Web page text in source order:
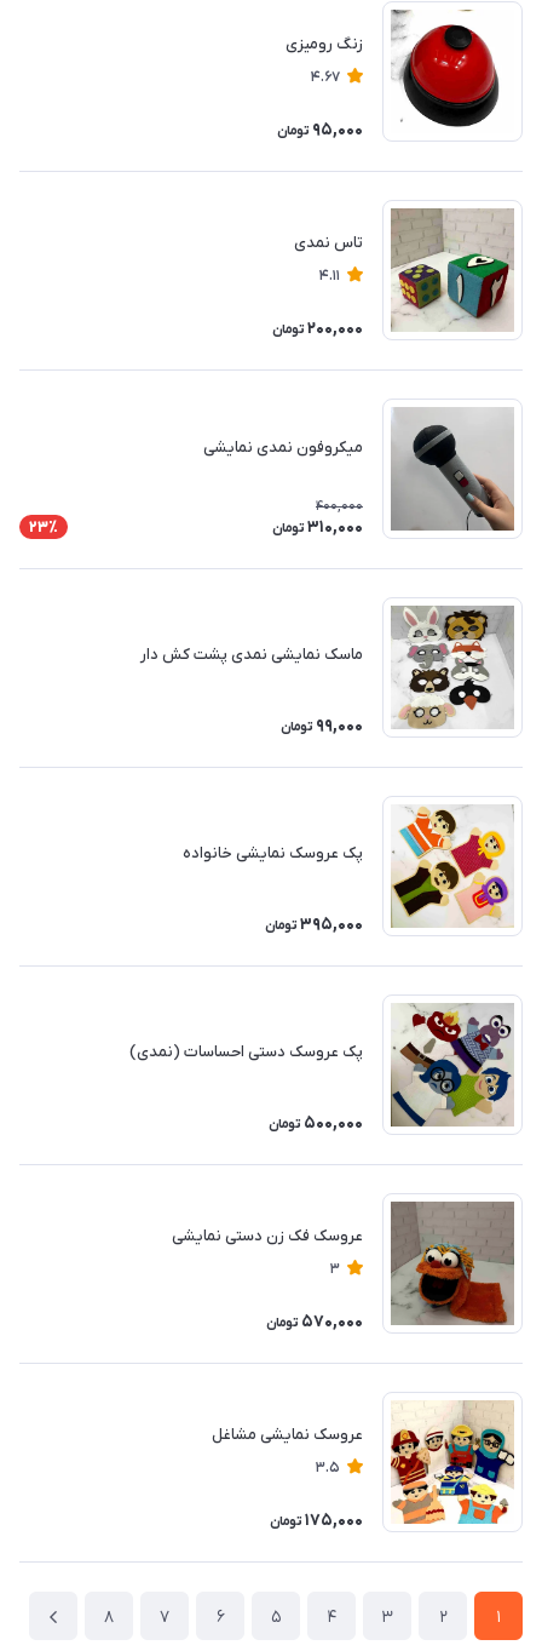
زنگ رومیزی
4.67
95,000 تومان
تاس نمدی
4.11
200,000 تومان
میکروفون نمدی نمایشی
400,000
310,000 تومان 23٪
ماسک نمایشی نمدی پشت کش دار
99,000 تومان
پک عروسک نمایشی خانواده
395,000 تومان
پک عروسک دستی احساسات (نمدی)
500,000 تومان
عروسک فک زن دستی نمایشی
3
570,000 تومان
عروسک نمایشی مشاغل
3.5
175,000 تومان
1
2
3
4
5
6
7
8